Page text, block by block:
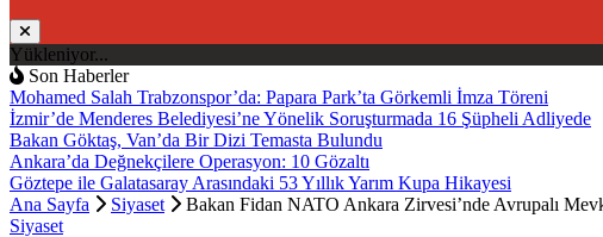
Yükleniyor...
Son Haberler
Mohamed Salah Trabzonspor’da: Papara Park’ta Görkemli İmza Töreni
İzmir’de Menderes Belediyesi’ne Yönelik Soruşturmada 16 Şüpheli Adliyede
Bakan Göktaş, Van’da Bir Dizi Temasta Bulundu
Ankara’da Değnekçilere Operasyon: 10 Gözaltı
Göztepe ile Galatasaray Arasındaki 53 Yıllık Yarım Kupa Hikayesi
Ana Sayfa
Siyaset
Bakan Fidan NATO Ankara Zirvesi’nde Avrupalı
Siyaset